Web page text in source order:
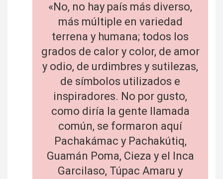
«No, no hay país más diverso,
más múltiple en variedad
terrena y humana; todos los
grados de calor y color, de amor
y odio, de urdimbres y sutilezas,
de símbolos utilizados e
inspiradores. No por gusto,
como diría la gente llamada
común, se formaron aquí
Pachakámac y Pachakútiq,
Guamán Poma, Cieza y el Inca
Garcilaso, Túpac Amaru y